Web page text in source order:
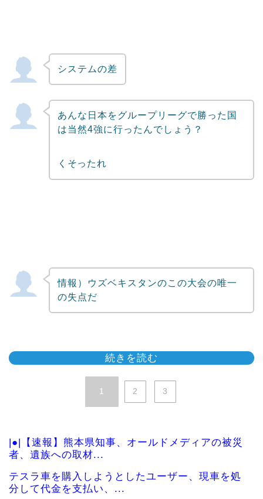
システムの差
あんな日本をグループリーグで勝った国
は当然4強に行ったんでしょう？
くそったれ
情報）ウズベキスタンのこの大会の唯一
の失点だ
続きを読む
1 2 3
|●|【速報】熊本県知事、オールドメディアの被災
者、遺族への取材...
テスラ車を購入しようとしたユーザー、現車を処
分して代金を支払い、...